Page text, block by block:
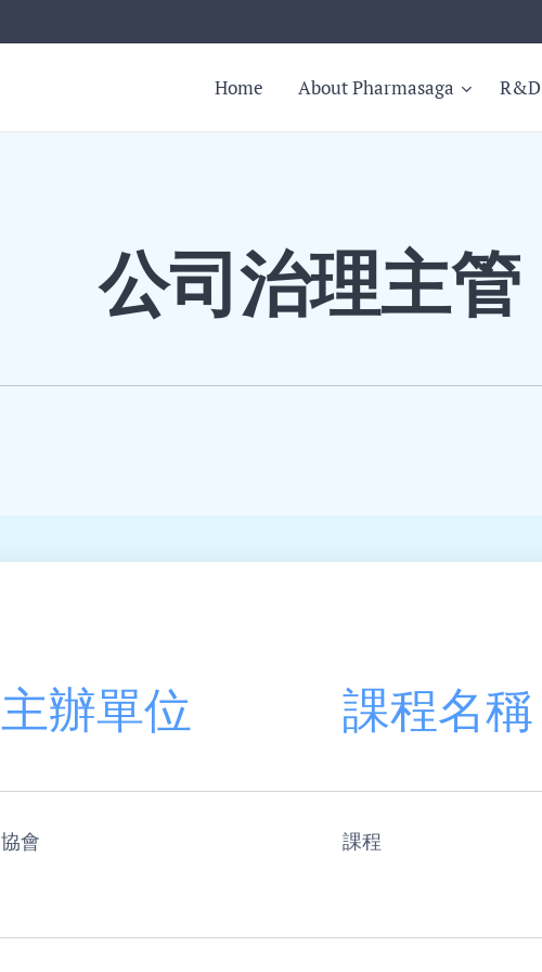
Home About Pharmasaga R&D
公司治理主管
主辦單位 課程名稱
協會 課程